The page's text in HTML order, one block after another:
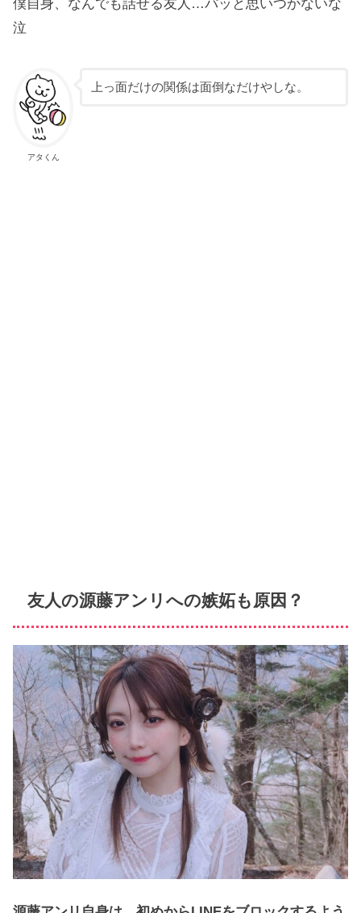
泣
アタくん
上っ面だけの関係は面倒なだけやしな。
友人の源藤アンリへの嫉妬も原因？